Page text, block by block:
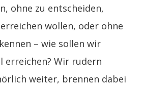
ohne zu entscheiden,
wollen, oder ohne
– wie sollen wir
erreichen? Wir rudern
weiter, brennen dabei